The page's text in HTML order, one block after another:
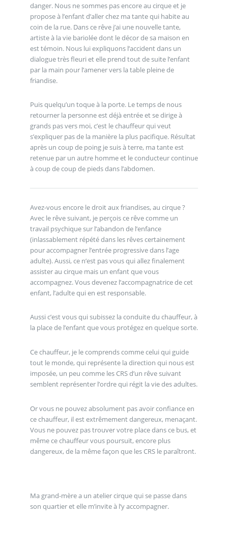
danger. Nous ne sommes pas encore au cirque et je
propose à l’enfant d’aller chez ma tante qui habite au
coin de la rue. Dans ce rêve j’ai une nouvelle tante,
artiste à la vie bariolée dont le décor de sa maison en
est témoin. Nous lui expliquons l’accident dans un
dialogue très fleuri et elle prend tout de suite l’enfant
par la main pour l’amener vers la table pleine de
friandise.
Puis quelqu’un toque à la porte. Le temps de nous
retourner la personne est déjà entrée et se dirige à
grands pas vers moi, c’est le chauffeur qui veut
s’expliquer pas de la manière la plus pacifique. Résultat
après un coup de poing je suis à terre, ma tante est
retenue par un autre homme et le conducteur continue
à coup de coup de pieds dans l’abdomen.
Avez-vous encore le droit aux friandises, au cirque ?
Avec le rêve suivant, je perçois ce rêve comme un
travail psychique sur l’abandon de l’enfance
(inlassablement répété dans les rêves certainement
pour accompagner l’entrée progressive dans l’age
adulte). Aussi, ce n’est pas vous qui allez finalement
assister au cirque mais un enfant que vous
accompagnez. Vous devenez l’accompagnatrice de cet
enfant, l’adulte qui en est responsable.
Aussi c’est vous qui subissez la conduite du chauffeur, à
la place de l’enfant que vous protégez en quelque sorte.
Ce chauffeur, je le comprends comme celui qui guide
tout le monde, qui représente la direction qui nous est
imposée, un peu comme les CRS d’un rêve suivant
semblent représenter l’ordre qui régit la vie des adultes.
Or vous ne pouvez absolument pas avoir confiance en
ce chauffeur, il est extrêmement dangereux, menaçant.
Vous ne pouvez pas trouver votre place dans ce bus, et
même ce chauffeur vous poursuit, encore plus
dangereux, de la même façon que les CRS le paraîtront.
Ma grand-mère a un atelier cirque qui se passe dans
son quartier et elle m’invite à l’y accompagner.